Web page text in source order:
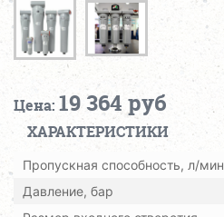
Цена: 19 364 руб
ХАРАКТЕРИСТИКИ
Пропускная способность, л/мин
Давление, бар